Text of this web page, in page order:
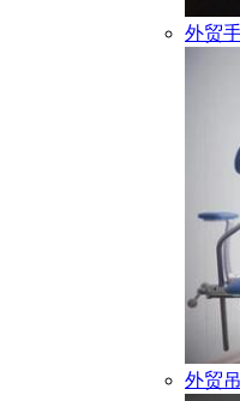
外贸
外贸